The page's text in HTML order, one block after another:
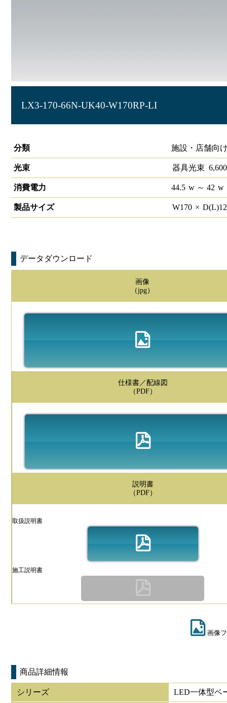
LX3-170-66N-UK40-W170RP-LI
分類
施設・店舗向
光束 器具光束 6,600
消費電力 44.5 w～ 42 w
製品サイズ W170 × D(L)
データダウンロード
画像
（jpg）
仕様書／配線図
（PDF）
説明書
（PDF）
取扱説明書
施工説明書
画像
商品詳細情報
シリーズ LED一体型ベ